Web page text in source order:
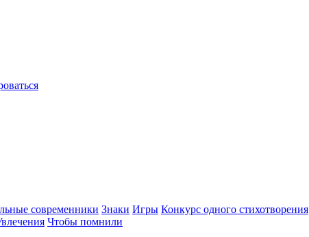
современники Знаки Игры Конкурс одного стихотворения
Чтобы помнили